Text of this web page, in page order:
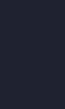
in a new